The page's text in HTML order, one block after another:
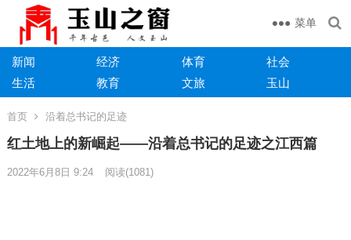
菜单
新闻 经济 体育
社会
生活
教育 文旅 玉山
首页 沿着总书记的足迹
红土地上的新崛起——沿着总书记的足迹之江西篇
2022年6月8日 9:24 阅读(1081)